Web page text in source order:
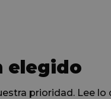
elegido
prioridad. Lee lo